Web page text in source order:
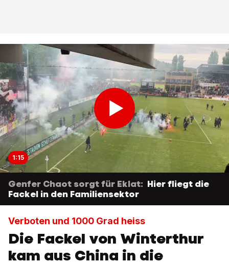
1:15
Genfer Chaot sorgt für Eklat: Hier fliegt die
Fackel in den Familiensektor
Verboten und 1000 Grad heiss
Die Fackel von Winterthur
kam aus China in die